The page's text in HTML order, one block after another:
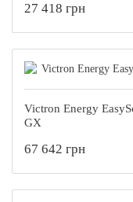
27 418 грн
Victron Energy
GX
67 642 грн